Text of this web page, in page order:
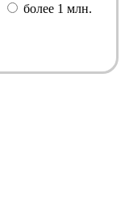
более 1 млн.